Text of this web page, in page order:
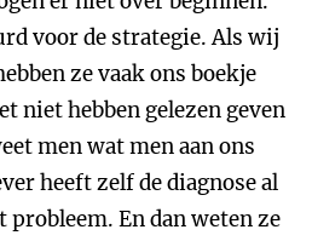
voor de strategie. Als wij
ze vaak ons boekje
niet hebben gelezen geven
men wat men aan ons
heeft zelf de diagnose al
probleem. En dan weten ze